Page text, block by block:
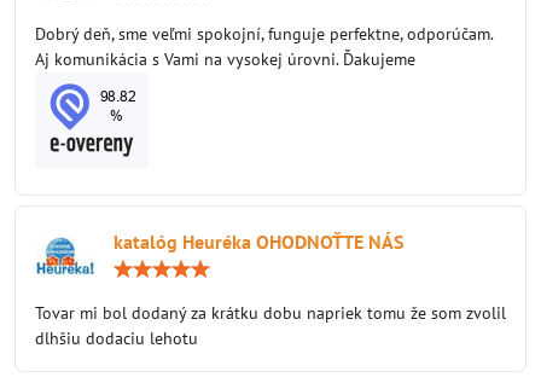
5
Dobrý deň, sme veľmi spokojní, funguje perfektne, odporúčam.
Aj komunikácia s Vami na vysokej úrovni. Ďakujeme
katalóg Heuréka OHODNOŤTE NÁS
5
Tovar mi bol dodaný za krátku dobu napriek tomu že som zvolil
dlhšiu dodaciu lehotu